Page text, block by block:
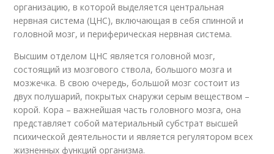
организацию, в которой выделяется центральная
нервная система (ЦНС), включающая в себя спинной и
головной мозг, и периферическая нервная система.
Высшим отделом ЦНС является головной мозг,
состоящий из мозгового ствола, большого мозга и
мозжечка. В свою очередь, большой мозг состоит из
двух полушарий, покрытых снаружи серым веществом –
корой. Кора – важнейшая часть головного мозга, она
представляет собой материальный субстрат высшей
психической деятельности и является регулятором всех
жизненных функций организма.